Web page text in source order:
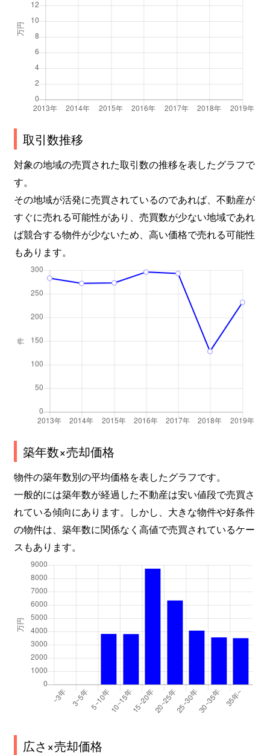
取引数推移
対象の地域の売買された取引数の推移を表したグラフで
す。
その地域が活発に売買されているのであれば、不動産が
すぐに売れる可能性があり、売買数が少ない地域であれ
ば競合する物件が少ないため、高い価格で売れる可能性
もあります。
築年数×売却価格
物件の築年数別の平均価格を表したグラフです。
一般的には築年数が経過した不動産は安い値段で売買さ
れている傾向にあります。しかし、大きな物件や好条件
の物件は、築年数に関係なく高値で売買されているケー
スもあります。
広さ×売却価格